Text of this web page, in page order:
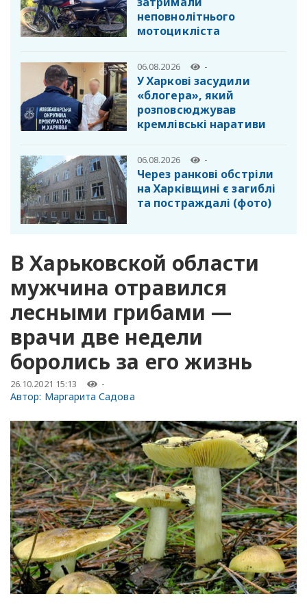
неповнолітнього
мотоцикліста
06.08.2026 -
У Харкові засудили
«блогера», який
розповсюджував
кремлівські наративи
06.08.2026 -
Через ранкові обстріли
на Харківщині є загиблі
та постраждалі (фото)
В Харьковской области
мужчина отравился
лесными грибами —
врачи две недели
боролись за его жизнь
26.10.2021 15:13 -
Автор: Маргарита Садова